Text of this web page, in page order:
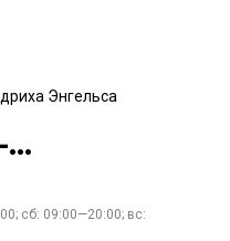
Энгельса
...
сб: 09:00—20:00; вс: